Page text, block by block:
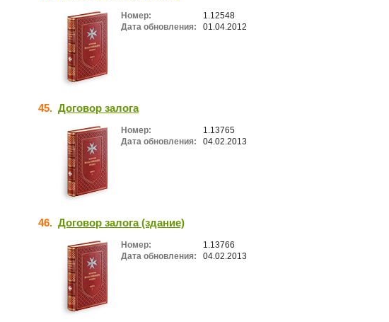
Номер:
1.12548
Дата обновления:
01.04.2012
45. Договор залога
Номер:
1.13765
Дата обновления:
04.02.2013
46. Договор залога (здание)
Номер:
1.13766
Дата обновления:
04.02.2013